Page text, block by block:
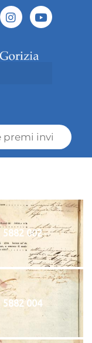
5882 002
5882 004